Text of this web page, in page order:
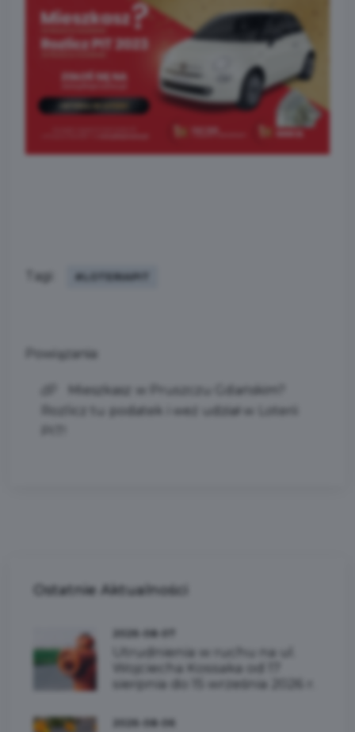
Tagi: #LOTERIAPIT
Powiązania:
Mieszkasz w Pruszczu Gdańskim?
Rozlicz tu podatek i weź udział w Loterii
Ostatnie Aktualności
Utrudnienia w ruchu na ul.
Wojciecha Kossaka od 17
sierpnia do 15 września 2026 r.